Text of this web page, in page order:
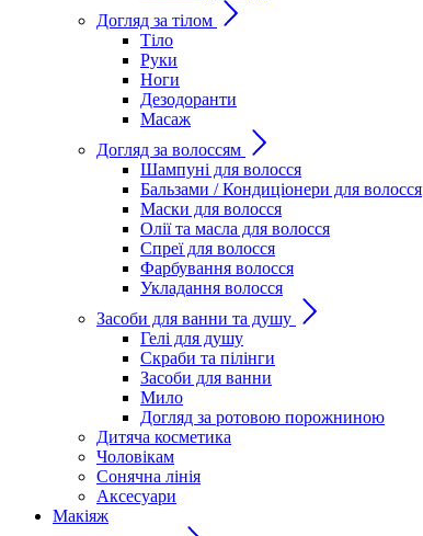
Догляд за тілом
Тіло
Руки
Ноги
Дезодоранти
Масаж
Догляд за волоссям
Шампуні для волосся
Бальзами / Кондиціонери для волосся
Маски для волосся
Олії та масла для волосся
Спреї для волосся
Фарбування волосся
Укладання волосся
Засоби для ванни та душу
Гелі для душу
Скраби та пілінги
Засоби для ванни
Мило
Догляд за ротовою порожниною
Дитяча косметика
Чоловікам
Сонячна лінія
Аксесуари
Макіяж